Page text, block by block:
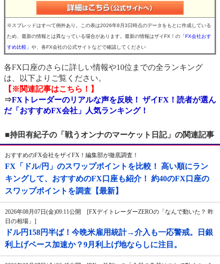
※スプレッドはすべて例外あり。この表は2026年8月3日時点のデータをもとに作成している
ため、最新の情報とは異なっている場合があります。最新の情報はザイFX！の 「FX会社おす
すめ比較」 や、各FX会社の公式サイトなどで確認してください
各FX口座のさらに詳しい情報や10位までの全ランキング
は、以下よりご覧ください。
【※関連記事はこちら！】
⇒FXトレーダーのリアルな声を反映！ ザイFX！読者が選ん
だ「おすすめFX会社」人気ランキング！
■持田有紀子の「戦うオンナのマーケット日記」の関連記事
おすすめのFX会社をザイFX！編集部が徹底調査！
FX「ドル/円」のスワップポイントを比較！ 高い順にラン
キングして、おすすめのFX口座も紹介！ 約40のFX口座の
スワップポイントを調査【最新】
2026年08月07日(金)09:11公開 [FXデイトレーダーZEROの「なんで動いた？ 昨
日の相場」]
ドル円158円半ば！今晩米雇用統計→介入も一応警戒。日銀
利上げペース加速か？9月利上げ地ならしに注目。